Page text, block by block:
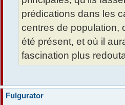
prédications dans les
centres de population,
été présent, et où il
fascination plus
Fulgurator